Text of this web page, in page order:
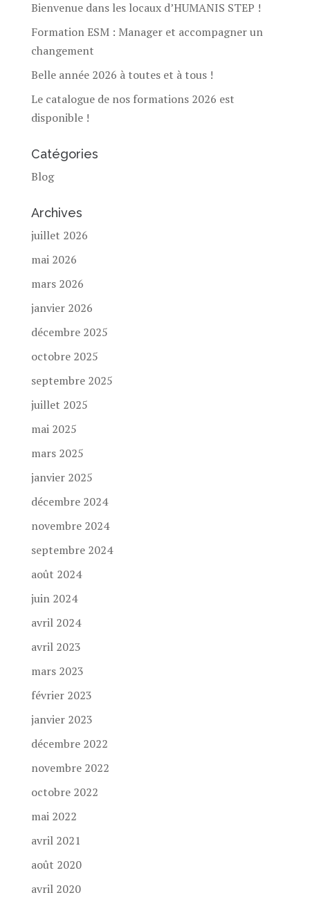
Bienvenue dans les locaux d’HUMANIS STEP !
Formation ESM : Manager et accompagner un
changement
Belle année 2026 à toutes et à tous !
Le catalogue de nos formations 2026 est
disponible !
Catégories
Blog
Archives
juillet 2026
mai 2026
mars 2026
janvier 2026
décembre 2025
octobre 2025
septembre 2025
juillet 2025
mai 2025
mars 2025
janvier 2025
décembre 2024
novembre 2024
septembre 2024
août 2024
juin 2024
avril 2024
avril 2023
mars 2023
février 2023
janvier 2023
décembre 2022
novembre 2022
octobre 2022
mai 2022
avril 2021
août 2020
avril 2020